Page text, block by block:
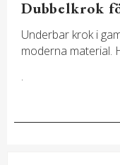
Dubbelkrok
Underbar krok i
moderna material.
.